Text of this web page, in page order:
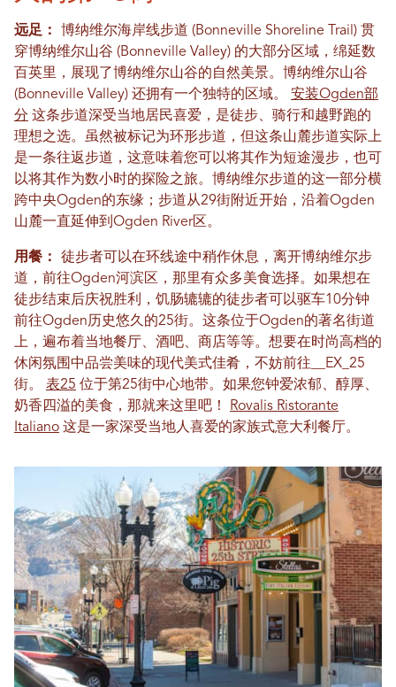
远足： 博纳维尔海岸线步道 (Bonneville Shoreline Trail) 贯
穿博纳维尔山谷 (Bonneville Valley) 的大部分区域，绵延数
百英里，展现了博纳维尔山谷的自然美景。博纳维尔山谷
(Bonneville Valley) 还拥有一个独特的区域。 安装Ogden部
分 这条步道深受当地居民喜爱，是徒步、骑行和越野跑的
理想之选。虽然被标记为环形步道，但这条山麓步道实际上
是一条往返步道，这意味着您可以将其作为短途漫步，也可
以将其作为数小时的探险之旅。博纳维尔步道的这一部分横
跨中央Ogden的东缘；步道从29街附近开始，沿着Ogden
山麓一直延伸到Ogden River区。
用餐： 徒步者可以在环线途中稍作休息，离开博纳维尔步
道，前往Ogden河滨区，那里有众多美食选择。如果想在
徒步结束后庆祝胜利，饥肠辘辘的徒步者可以驱车10分钟
前往Ogden历史悠久的25街。这条位于Ogden的著名街道
上，遍布着当地餐厅、酒吧、商店等等。想要在时尚高档的
休闲氛围中品尝美味的现代美式佳肴，不妨前往__EX_25
街。 表25 位于第25街中心地带。如果您钟爱浓郁、醇厚、
奶香四溢的美食，那就来这里吧！
Rovalis Ristorante
Italiano 这是一家深受当地人喜爱的家族式意大利餐厅。